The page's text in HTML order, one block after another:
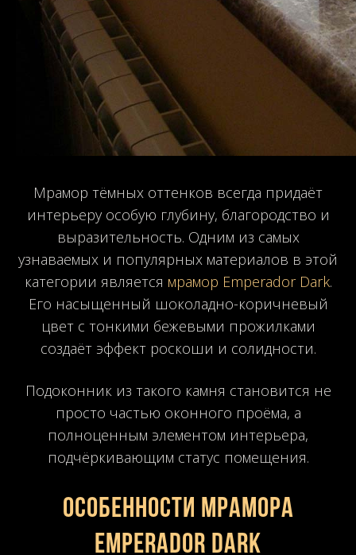
Мрамор тёмных оттенков всегда придаёт
интерьеру особую глубину, благородство и
выразительность. Одним из самых
узнаваемых и популярных материалов в этой
категории является мрамор Emperador Dark.
Его насыщенный шоколадно-коричневый
цвет с тонкими бежевыми прожилками
создаёт эффект роскоши и солидности.
Подоконник из такого камня становится не
просто частью оконного проёма, а
полноценным элементом интерьера,
подчёркивающим статус помещения.
Особенности мрамора
Emperador Dark